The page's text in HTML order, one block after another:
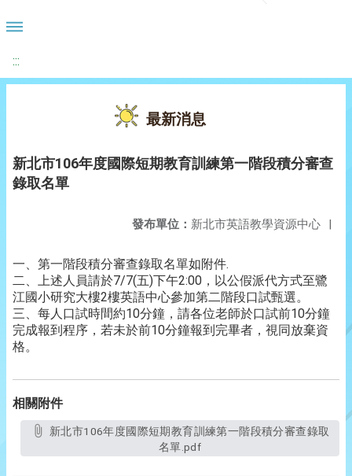
:::
最新消息
新北市106年度國際短期教育訓練第一階段積分審查
錄取名單
發布單位： 新北市英語教學資源中心 |
一、第一階段積分審查錄取名單如附件.
二、上述人員請於7/7(五)下午2:00，以公假派代方式至鷺
江國小研究大樓2樓英語中心參加第二階段口試甄選。
三、每人口試時間約10分鐘，請各位老師於口試前10分鐘
完成報到程序，若未於前10分鐘報到完畢者，視同放棄資
格。
相關附件
名單.pdf